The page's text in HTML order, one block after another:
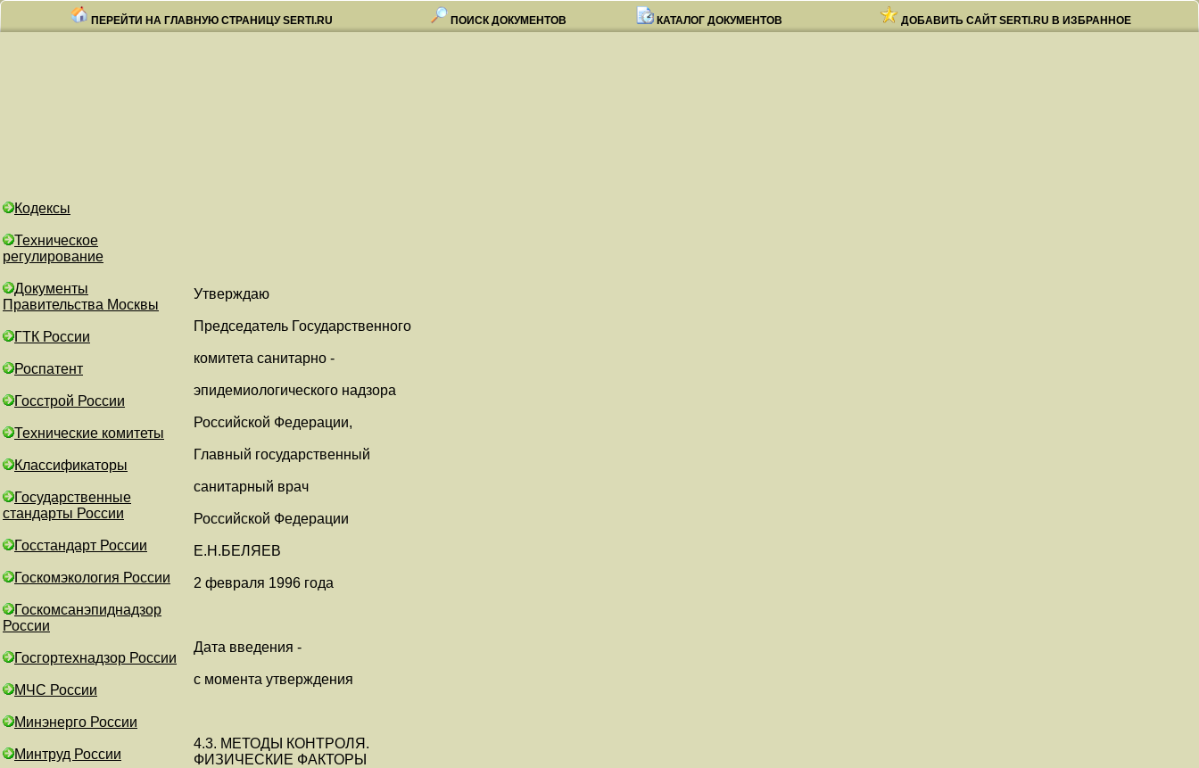
ПЕРЕЙТИ НА ГЛАВНУЮ СТРАНИЦУ SERTI.RU ПОИСК ДОКУМЕНТОВ КАТАЛОГ ДОКУМЕНТОВ ДОБАВИТЬ САЙТ SERTI.RU В ИЗБРАННОЕ
Кодексы
Техническое
регулирование
Документы
Правительства Москвы
ГТК России
Роспатент
Госстрой России
Технические комитеты
Классификаторы
Государственные
стандарты России
Госстандарт России
Госкомэкология России
Госкомсанэпиднадзор
России
Госгортехнадзор России
МЧС России
Минэнерго России
Минтруд России
Утверждаю
Председатель Государственного
комитета санитарно -
эпидемиологического надзора
Российской Федерации,
Главный государственный
санитарный врач
Российской Федерации
Е.Н.БЕЛЯЕВ
2 февраля 1996 года
Дата введения -
с момента утверждения
4.3. МЕТОДЫ КОНТРОЛЯ.
ФИЗИЧЕСКИЕ ФАКТОРЫ